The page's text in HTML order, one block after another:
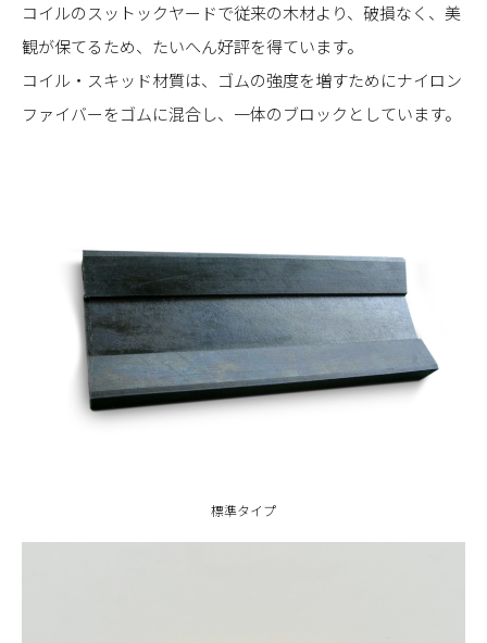
コイルのスットックヤードで従来の木材より、破損なく、美
観が保てるため、たいへん好評を得ています。
コイル・スキッド材質は、ゴムの強度を増すためにナイロン
ファイバーをゴムに混合し、一体のブロックとしています。
標準タイプ